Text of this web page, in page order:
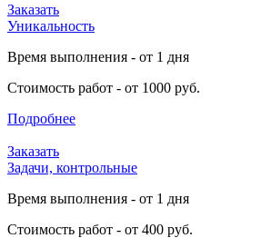
Заказать
Уникальность
Время выполнения - от 1 дня
Стоимость работ - от 1000 руб.
Подробнее
Заказать
Задачи, контрольные
Время выполнения - от 1 дня
Стоимость работ - от 400 руб.